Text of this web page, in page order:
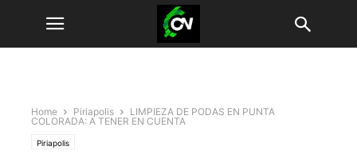
Home Piriapolis
LIMPIEZA DE PODAS EN PUNTA
COLORADA: A TENER EN CUENTA
Piriapolis